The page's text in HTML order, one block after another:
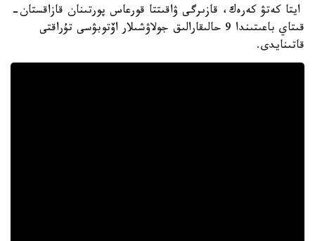
ايتا كەتۋ كەرەك، قازىرگى ۋاقىتتا قورعاس پورتىنان قازاقستان-
قىتاي باعىتىندا 9 حالىقارالىق جولاۋشىلار اۆتوبۋسى تۇراقتى
قاتىنايدى.